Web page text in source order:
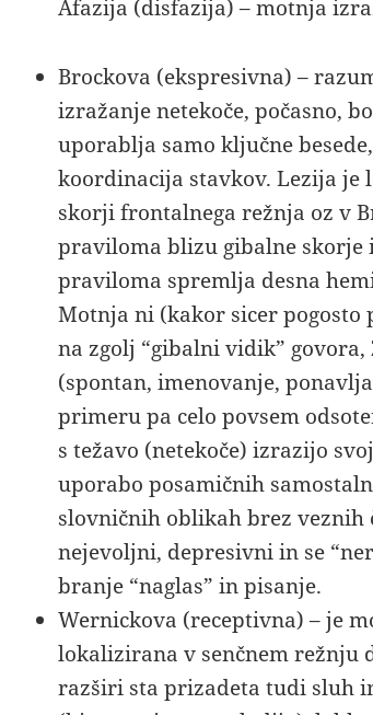
Afazija (disfazija) – motnja
Brockova (ekspresivna) –
izražanje netekoče, počasno,
uporablja samo ključne
koordinacija stavkov. Lezija
skorji frontalnega režnja oz v
praviloma blizu gibalne skorje
praviloma spremlja desna
Motnja ni (kakor sicer
na zgolj “gibalni vidik” govora,
(spontan, imenovanje,
primeru pa celo povsem
s težavo (netekoče) izrazijo
uporabo posamičnih
slovničnih oblikah brez veznih
nejevoljni, depresivni in se
branje “naglas” in pisanje.
Wernickova (receptivna) – je
lokalizirana v senčnem režnju
razširi sta prizadeta tudi sluh